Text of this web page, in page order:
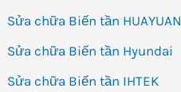
Sửa chữa Biến tần HUAYUAN
Sửa chữa Biến tần Hyundai
Sửa chữa Biến tần IHTEK